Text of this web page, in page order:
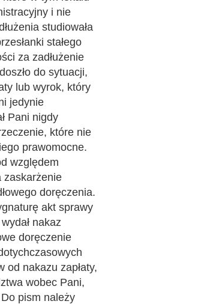
i nie
studiowała
stałego
za zadłużenie
do sytuacji,
lub wyrok, który
jedynie
Pani nigdy
które nie
prawomocne.
względem
zaskarżenie
doręczenia.
akt sprawy
nakaz
doręczenie
nakazu zapłaty,
wobec Pani,
pism należy